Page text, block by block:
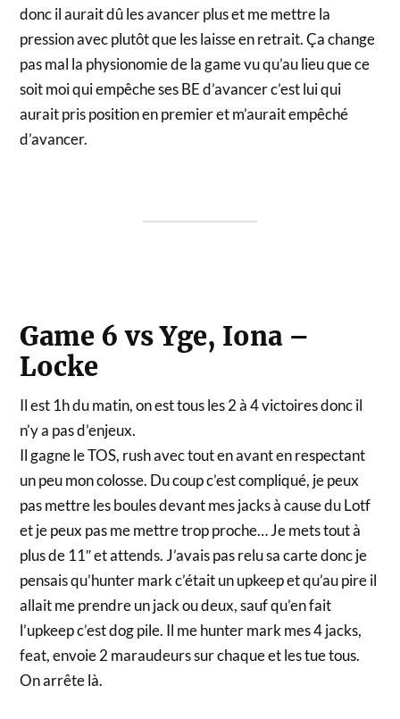
donc il aurait dû les avancer plus et me mettre la
pression avec plutôt que les laisse en retrait. Ça change
pas mal la physionomie de la game vu qu’au lieu que ce
soit moi qui empêche ses BE d’avancer c’est lui qui
aurait pris position en premier et m’aurait empêché
d’avancer.
Game 6 vs Yge, Iona –
Locke
Il est 1h du matin, on est tous les 2 à 4 victoires donc il
n’y a pas d’enjeux.
Il gagne le TOS, rush avec tout en avant en respectant
un peu mon colosse. Du coup c’est compliqué, je peux
pas mettre les boules devant mes jacks à cause du Lotf
et je peux pas me mettre trop proche… Je mets tout à
plus de 11″ et attends. J’avais pas relu sa carte donc je
pensais qu’hunter mark c’était un upkeep et qu’au pire il
allait me prendre un jack ou deux, sauf qu’en fait
l’upkeep c’est dog pile. Il me hunter mark mes 4 jacks,
feat, envoie 2 maraudeurs sur chaque et les tue tous.
On arrête là.